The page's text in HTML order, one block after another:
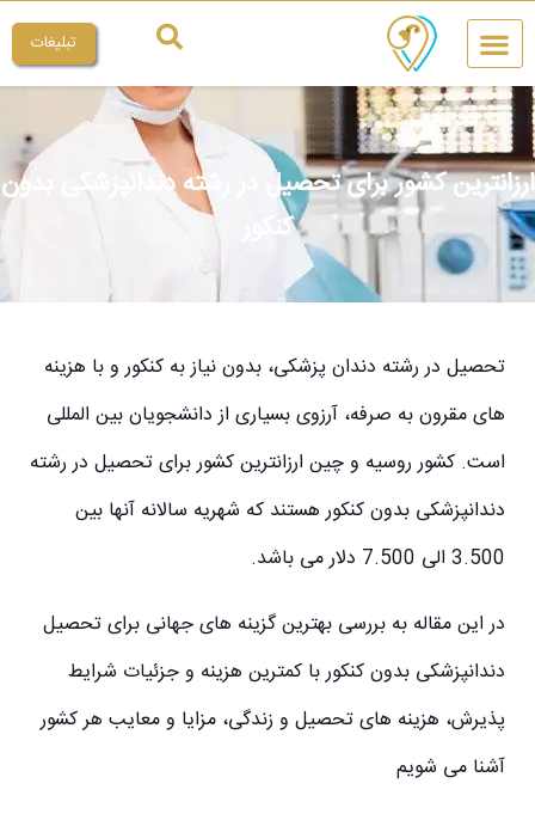
تبلیغات
ارزانترین کشور برای تحصیل در رشته دندانپزشکی بدون
کنکور
تحصیل در رشته دندان پزشکی، بدون نیاز به کنکور و با هزینه
های مقرون به صرفه، آرزوی بسیاری از دانشجویان بین المللی
است. کشور روسیه و چین ارزانترین کشور برای تحصیل در رشته
دندانپزشکی بدون کنکورهستند که شهریه سالانه آنها بین
3.500 الی 7.500 دلار می باشد.
در این مقاله به بررسی بهترین گزینه های جهانی برای تحصیل
دندانپزشکی بدون کنکور با کمترین هزینه و جزئیات شرایط
پذیرش، هزینه های تحصیل و زندگی، مزایا و معایب هر کشور
آشنا می شویم